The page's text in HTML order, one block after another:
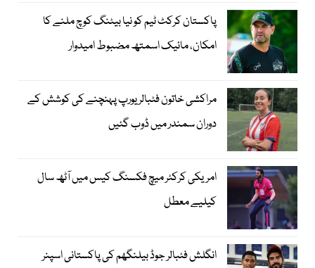
پاکستان کرکٹ ٹیم کو نیا بیٹنگ کوچ ملنے کا
امکان، مائیک اسمتھ مضبوط امیدوار
مراکشی خاتون فٹبالر یورپ پہنچنے کی کوشش کے
دوران سمندر میں ڈوب گئیں
امریکی کرکٹر میچ فکسنگ کیس میں آٹھ سال
کیلیے معطل
انگلش فٹبالر جوڈ بیلنگھم کی پاکستانی اسپنر